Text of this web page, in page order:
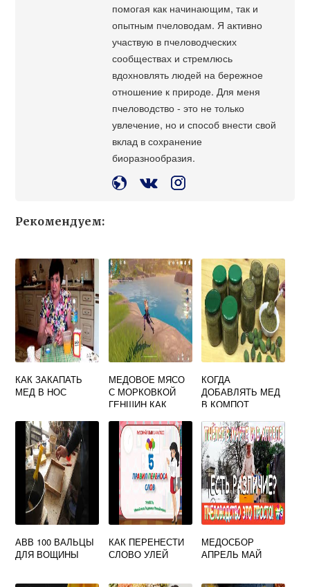
помогая как начинающим, так и
опытным пчеловодам. Я активно
участвую в пчеловодческих
сообществах и стремлюсь
вдохновлять людей на бережное
отношение к природе. Для меня
пчеловодство - это не только
увлечение, но и способ внести свой
вклад в сохранение
биоразнообразия.
Рекомендуем:
КАК ЗАКАПАТЬ
МЕД В НОС
МЕДОВОЕ МЯСО
С МОРКОВКОЙ
ГЕНШИН КАК
КОГДА
ДОБАВЛЯТЬ МЕД
В КОМПОТ
АВВ 100 ВАЛЬЦЫ
ДЛЯ ВОЩИНЫ
КАК ПЕРЕНЕСТИ
СЛОВО УЛЕЙ
МЕДОСБОР
АПРЕЛЬ МАЙ